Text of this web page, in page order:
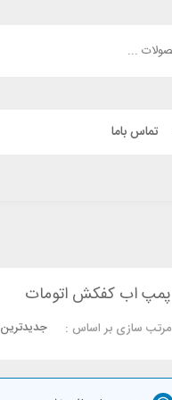
تماس باما
پمپ اب کفکش اتومات
مرتب سازی بر اساس : جدیدترین